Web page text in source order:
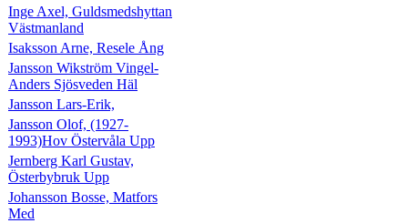
Inge Axel, Guldsmedshyttan
Västmanland
Isaksson Arne, Resele Ång
Jansson Wikström Vingel-
Anders Sjösveden Häl
Jansson Lars-Erik,
Jansson Olof, (1927-
1993)Hov Östervåla Upp
Jernberg Karl Gustav,
Österbybruk Upp
Johansson Bosse, Matfors
Med